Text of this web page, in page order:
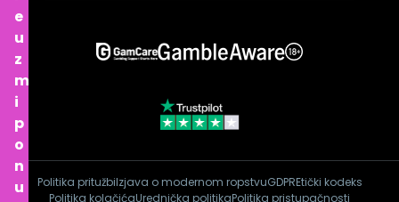
e
u
z
m
i
p
o
n
u
Politika pritužbiIzjava o modernom ropstvuGDPREtički kodeks
Politika kolačićaUrednička politikaPolitika pristupačnosti